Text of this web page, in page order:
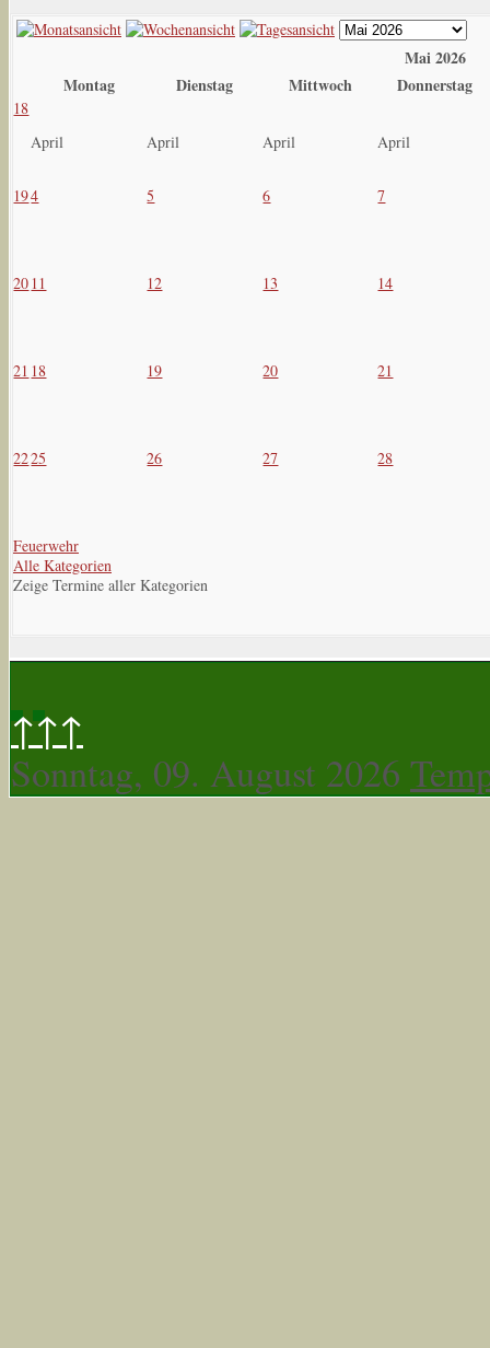
Mai 2026
Montag
Dienstag Mittwoch Donnerstag
18
April
April April April
194 5 6 7
20 11 12 13 14
21 18 19 20 21
2225 26 27 28
Feuerwehr
Alle Kategorien
Zeige Termine aller Kategorien
↑↑↑
Sonntag, 09. August 2026